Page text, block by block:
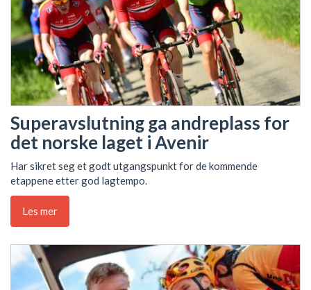
Superavslutning ga andreplass for
det norske laget i Avenir
Har sikret seg et godt utgangspunkt for de kommende
etappene etter god lagtempo.
Les mer